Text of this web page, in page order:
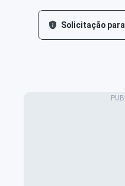
Solicitação